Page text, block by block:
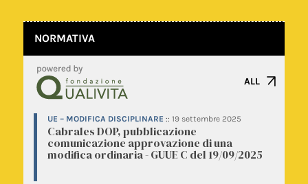
NORMATIVA
ALL
UE – MODIFICA DISCIPLINARE :: 19 settembre 2025
Cabrales DOP, pubblicazione
comunicazione approvazione di una
modifica ordinaria - GUUE C del 19/09/2025